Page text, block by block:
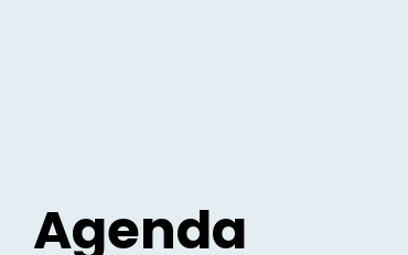
Agenda